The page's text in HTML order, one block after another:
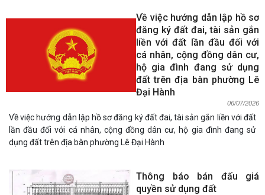
Về việc hướng dẫn lập hồ sơ
đăng ký đất đai, tài sản gắn
liền với đất lần đầu đối với
cá nhân, cộng đồng dân cư,
hộ gia đình đang sử dụng
đất trên địa bàn phường Lê
Đại Hành
06/07/2026
Về việc hướng dẫn lập hồ sơ đăng ký đất đai, tài sản gắn liền với đất
lần đầu đối với cá nhân, cộng đồng dân cư, hộ gia đình đang sử
dụng đất trên địa bàn phường Lê Đại Hành
Thông báo bán đấu giá
quyền sử dụng đất